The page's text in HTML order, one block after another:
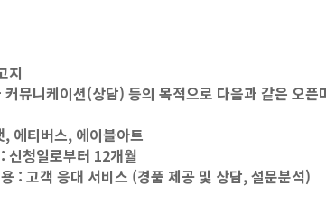
지
뮤니케이션(상담) 등의 목적으로 다음과 같은 오
에티버스, 에이블아트
신청일로부터 12개월
: 고객 응대 서비스 (경품 제공 및 상담, 설문분석)